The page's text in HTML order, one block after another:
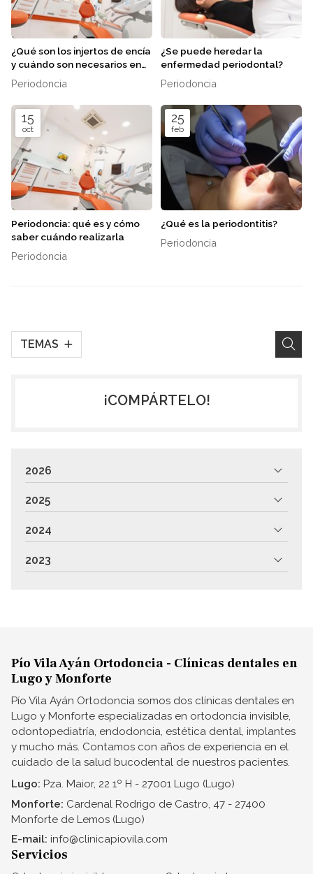
TEMAS
¿Qué son los injertos de encía
y cuándo son necesarios en
periodoncia?
Periodoncia
¿Se puede heredar la
enfermedad periodontal?
Periodoncia
15
oct
Periodoncia: qué es y cómo
saber cuándo realizarla
Periodoncia
25
feb
¿Qué es la periodontitis?
Periodoncia
¡COMPÁRTELO!
2026
2025
2024
2023
Pío Vila Ayán Ortodoncia - Clínicas dentales en
Lugo y Monforte
Pío Vila Ayán Ortodoncia somos dos clínicas dentales en
Lugo y Monforte especializadas en ortodoncia invisible,
odontopediatría, endodoncia, estética dental, implantes
y mucho más. Contamos con años de experiencia en el
cuidado de la salud bucodental de nuestros pacientes.
Lugo: Pza. Maior, 22 1º H - 27001 Lugo (Lugo)
Monforte: Cardenal Rodrigo de Castro, 47 - 27400
Monforte de Lemos (Lugo)
E-mail: info@clinicapiovila.com
Servicios